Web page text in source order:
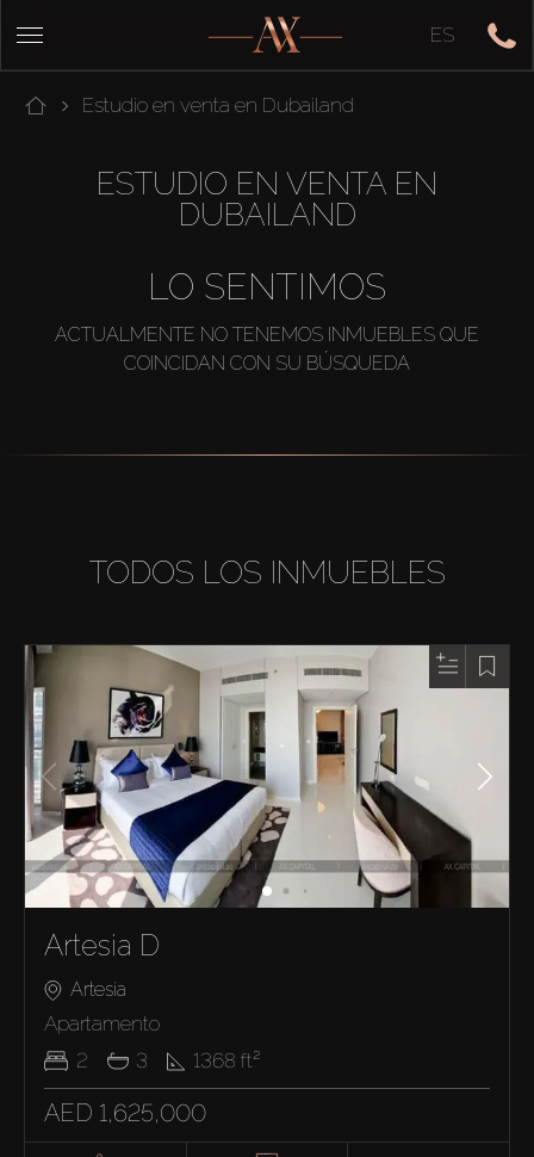
ES
Estudio en venta en Dubailand
ESTUDIO EN VENTA EN
DUBAILAND
LO SENTIMOS
ACTUALMENTE NO TENEMOS INMUEBLES QUE
COINCIDAN CON SU BÚSQUEDA
TODOS LOS INMUEBLES
Artesia D
Artesia
Apartamento
2
3 1368 ft²
AED 1,625,000